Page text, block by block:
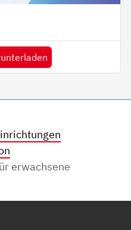
erwachsene